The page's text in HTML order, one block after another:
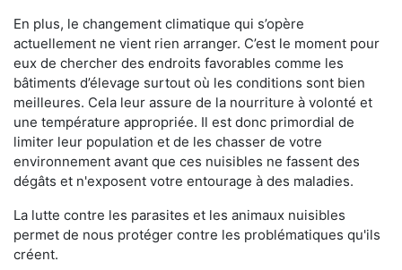
En plus, le changement climatique qui s’opère
actuellement ne vient rien arranger. C’est le moment pour
eux de chercher des endroits favorables comme les
bâtiments d’élevage surtout où les conditions sont bien
meilleures. Cela leur assure de la nourriture à volonté et
une température appropriée. Il est donc primordial de
limiter leur population et de les chasser de votre
environnement avant que ces nuisibles ne fassent des
dégâts et n'exposent votre entourage à des maladies.
La lutte contre les parasites et les animaux nuisibles
permet de nous protéger contre les problématiques qu'ils
créent.